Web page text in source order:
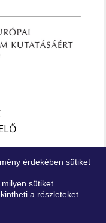
érdekében sütiket
sütiket
a részleteket.